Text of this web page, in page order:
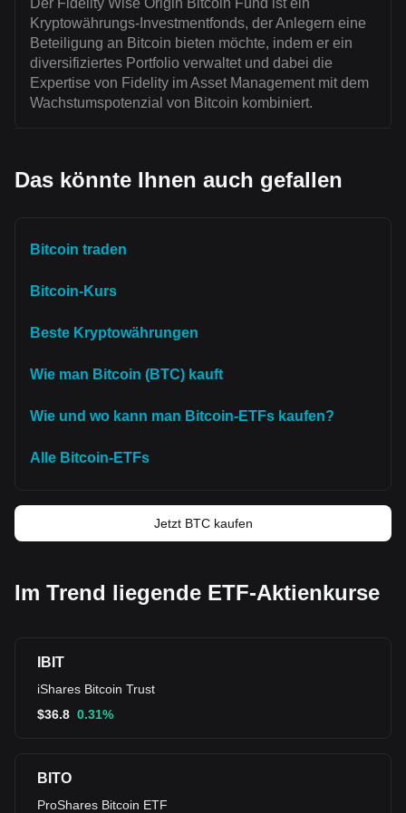
Der Fidelity Wise Origin Bitcoin Fund ist ein
Kryptowährungs-Investmentfonds, der Anlegern eine
Beteiligung an Bitcoin bieten möchte, indem er ein
diversifiziertes Portfolio verwaltet und dabei die
Expertise von Fidelity im Asset Management mit dem
Wachstumspotenzial von Bitcoin kombiniert.
Das könnte Ihnen auch gefallen
Bitcoin traden
Bitcoin-Kurs
Beste Kryptowährungen
Wie man Bitcoin (BTC) kauft
Wie und wo kann man Bitcoin-ETFs kaufen?
Alle Bitcoin-ETFs
Jetzt BTC kaufen
Im Trend liegende ETF-Aktienkurse
IBIT
iShares Bitcoin Trust
$36.8 0.31%
BITO
ProShares Bitcoin ETF